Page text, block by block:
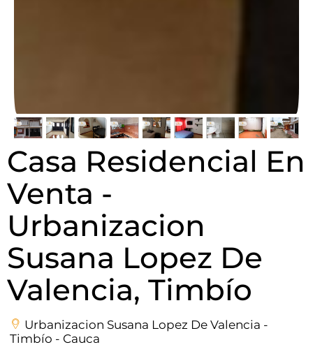
Casa Residencial En
Venta -
Urbanizacion
Susana Lopez De
Valencia, Timbío
Urbanizacion Susana Lopez De Valencia -
Timbío - Cauca